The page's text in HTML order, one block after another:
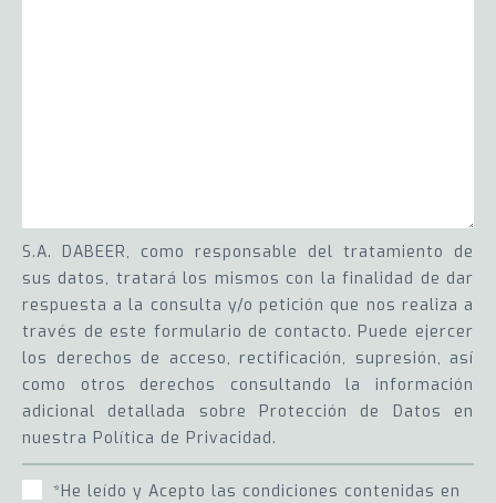
S.A. DABEER, como responsable del tratamiento de
sus datos, tratará los mismos con la finalidad de dar
respuesta a la consulta y/o petición que nos realiza a
través de este formulario de contacto. Puede ejercer
los derechos de acceso, rectificación, supresión, así
como otros derechos consultando la información
adicional detallada sobre Protección de Datos en
nuestra Política de Privacidad.
*He leído y Acepto las condiciones contenidas en